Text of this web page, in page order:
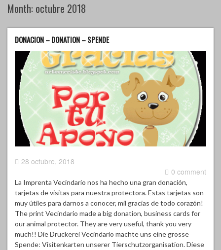
Month: octubre 2018
DONACION – DONATION – SPENDE
28 octubre, 2018
0 comment
La Imprenta Vecindario nos ha hecho una gran donación,
tarjetas de visitas para nuestra protectora. Estas tarjetas son
muy útiles para darnos a conocer, mil gracias de todo corazón!
The print Vecindario made a big donation, business cards for
our animal protector. They are very useful, thank you very
much!! Die Druckerei Vecindario machte uns eine grosse
Spende: Visitenkarten unserer Tierschutzorganisation. Diese